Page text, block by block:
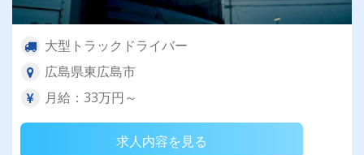
大型トラックドライバー
広島県東広島市
月給：33万円～
求人内容を見る